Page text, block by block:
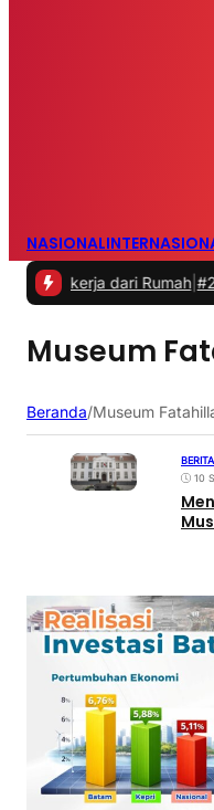
NASIONAL
dari Rumah|#2 -
Museum
Beranda/Museum
10